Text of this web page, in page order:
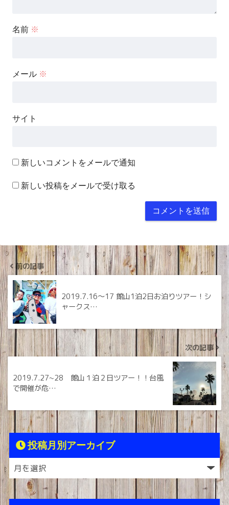
名前 ※
メール ※
サイト
新しいコメントをメールで通知
新しい投稿をメールで受け取る
前の記事
2019.7.16〜17 館山1泊2日お泊りツアー！シ
ャークス…
次の記事
2019.7.27~28 館山１泊２日ツアー！！台風
で開催が危…
投稿月別アーカイブ